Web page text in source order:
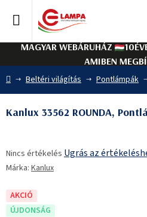
tartalomhoz
MAGYAR WEBÁRUHÁZ
AMIBEN
Kezdőlap
Beltéri világítás Pontlámpák
Kanlux 33562 ROUNDA,
termék
átlagos
5-
ből
Nincs értékelés Ugrás az
Márka: Kanlux
AKCIÓ
ÚJDONSÁG